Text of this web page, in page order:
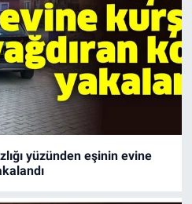
yüzünden eşinin evine